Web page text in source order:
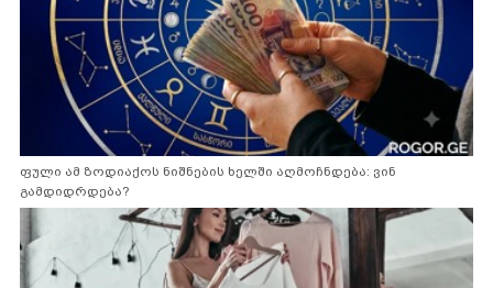
ფული ამ ზოდიაქოს ნიშნების ხელში აღმოჩნდება: ვინ
გამდიდრდება?